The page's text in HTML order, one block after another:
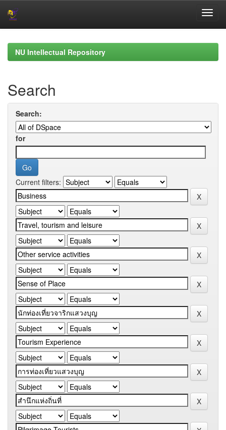
navigationNU Intellectual Repository
Search
Search:
for
Current filters: